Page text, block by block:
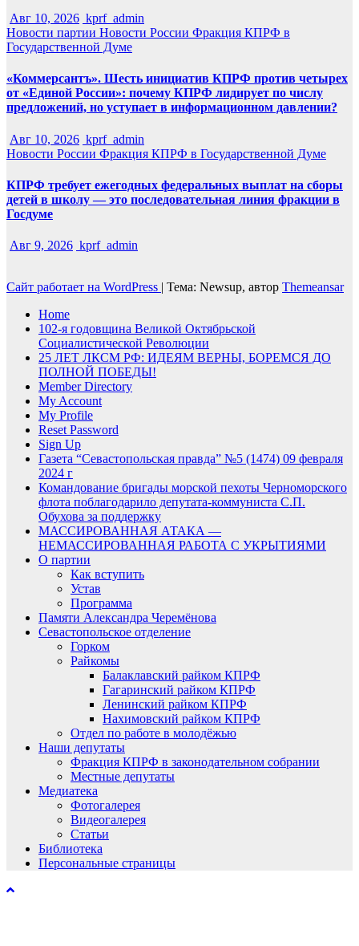
Авг 10, 2026 kprf_admin
Новости партии Новости России Фракция КПРФ в
Государственной Думе
«Коммерсантъ». Шесть инициатив КПРФ против четырех
от «Единой России»: почему КПРФ лидирует по числу
предложений, но уступает в информационном давлении?
Авг 10, 2026 kprf_admin
Новости России Фракция КПРФ в Государственной Думе
КПРФ требует ежегодных федеральных выплат на сборы
детей в школу — это последовательная линия фракции в
Госдуме
Авг 9, 2026 kprf_admin
Сайт работает на WordPress | Тема: Newsup, автор Themeansar
Home
102-я годовщина Великой Октябрьской
Социалистической Революции
25 ЛЕТ ЛКСМ РФ: ИДЕЯМ ВЕРНЫ, БОРЕМСЯ ДО
ПОЛНОЙ ПОБЕДЫ!
Member Directory
My Account
My Profile
Reset Password
Sign Up
Газета “Севастопольская правда” №5 (1474) 09 февраля
2024 г
Командование бригады морской пехоты Черноморского
флота поблагодарило депутата-коммуниста С.П.
Обухова за поддержку
МАССИРОВАННАЯ АТАКА —
НЕМАССИРОВАННАЯ РАБОТА С УКРЫТИЯМИ
О партии
Как вступить
Устав
Программа
Памяти Александра Черемёнова
Севастопольское отделение
Горком
Райкомы
Балаклавский райком КПРФ
Гагаринский райком КПРФ
Ленинский райком КПРФ
Нахимовский райком КПРФ
Отдел по работе в молодёжью
Наши депутаты
Фракция КПРФ в законодательном собрании
Местные депутаты
Медиатека
Фотогалерея
Видеогалерея
Статьи
Библиотека
Персональные страницы